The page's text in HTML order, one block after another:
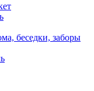
беседки, заборы